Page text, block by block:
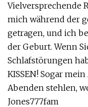
Vielversprechende
mich während der
getragen, und ich
der Geburt. Wenn
Schlafstörungen
KISSEN! Sogar
Abenden stehlen,
Jones777fam